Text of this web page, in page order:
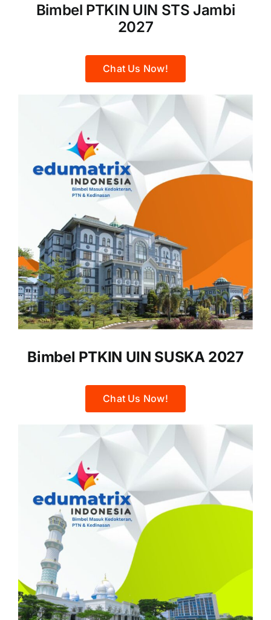
Bimbel PTKIN UIN STS Jambi
2027
Chat Us Now!
Bimbel PTKIN UIN SUSKA 2027
Chat Us Now!